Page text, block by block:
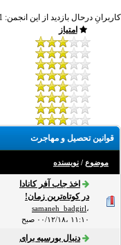
کاربرانِ درحال بازدید از این انجمن: 1 مهمان
امتیاز
قوانین تحصیل و مهاجرت
موضوع / نویسنده
اخذ جاب آفر کانادا
در کوتاه‌ترین زمان!
samaneh_badgirl،
۰۰/۱۲/۱۸، ۱۱:۱۰ صبح
دنبال بورسیه برای